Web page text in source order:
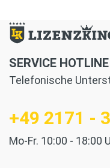
SERVICE HOTLINE
Telefonische
+49 2171 -
Mo-Fr. 10:00 - 18:00